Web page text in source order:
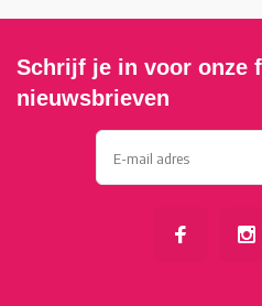
Schrijf je in voor onze
nieuwsbrieven